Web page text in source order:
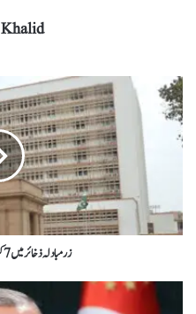
زرمبادلہ ذخائر میں 7 کروڑ 16 لاکھ ڈالر کی کمی